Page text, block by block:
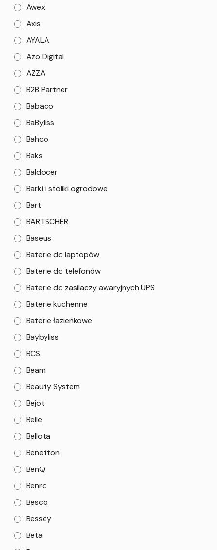
Awex
Axis
AYALA
Azo Digital
AZZA
B2B Partner
Babaco
BaByliss
Bahco
Baks
Baldocer
Barki i stoliki ogrodowe
Bart
BARTSCHER
Baseus
Baterie do laptopów
Baterie do telefonów
Baterie do zasilaczy awaryjnych UPS
Baterie kuchenne
Baterie łazienkowe
Baybyliss
BCS
Beam
Beauty System
Bejot
Belle
Bellota
Benetton
BenQ
Benro
Besco
Bessey
Beta